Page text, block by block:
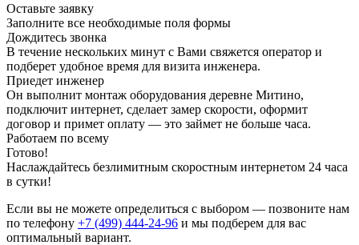
Оставьте заявку
Заполните все необходимые поля формы
Дождитесь звонка
В течение нескольких минут с Вами свяжется оператор и
подберет удобное время для визита инженера.
Приедет инженер
Он выполнит монтаж оборудования деревне Митино,
подключит интернет, сделает замер скорости, оформит
договор и примет оплату — это займет не больше часа.
Работаем по всему
Готово!
Наслаждайтесь безлимитным скоростным интернетом 24 часа
в сутки!
Если вы не можете определиться с выбором — позвоните нам
по телефону +7 (499) 444-24-96 и мы подберем для вас
оптимальный вариант.